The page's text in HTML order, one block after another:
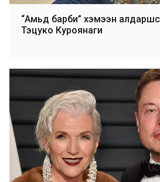
“Амьд барби” хэмээн
Тэцуко Куроянаги